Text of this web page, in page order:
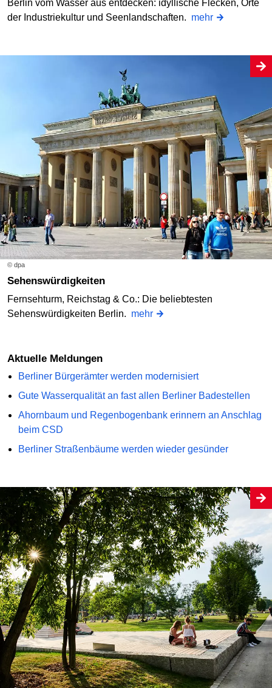
Berlin vom Wasser aus entdecken: idyllische Flecken, Orte
der Industriekultur und Seenlandschaften. mehr
© dpa
Sehenswürdigkeiten
Fernsehturm, Reichstag & Co.: Die beliebtesten
Sehenswürdigkeiten Berlin. mehr
Aktuelle Meldungen
Berliner Bürgerämter werden modernisiert
Gute Wasserqualität an fast allen Berliner Badestellen
Ahornbaum und Regenbogenbank erinnern an Anschlag
beim CSD
Berliner Straßenbäume werden wieder gesünder